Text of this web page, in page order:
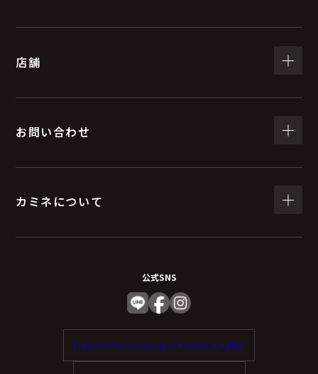
（５）個人情報の取扱いの委託について
取得した個人情報の取扱いの全部又は、一部を委託する
託を行います。
報の一部をご提供いただけない場合は、お問い合わせ内
（７）保有個人データの開示等および問い合わ
ご本人からの求めにより、当社が保有する保有個人デー
店舗
お問い合わせ
カミネについて
公式SNS
Enjoy tax-free shopping at Kamine. (English)